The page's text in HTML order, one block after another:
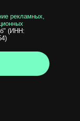
рекламных,
(ИНН: